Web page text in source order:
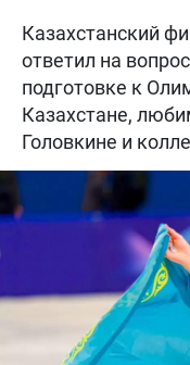
Казахстанский
ответил на
подготовке к
Казахстане,
Головкине и